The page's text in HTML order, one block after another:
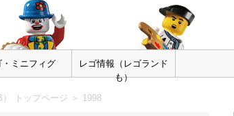
・ミニフィグ
レゴ情報（レゴランド
も）
トップページ ＞ 1998